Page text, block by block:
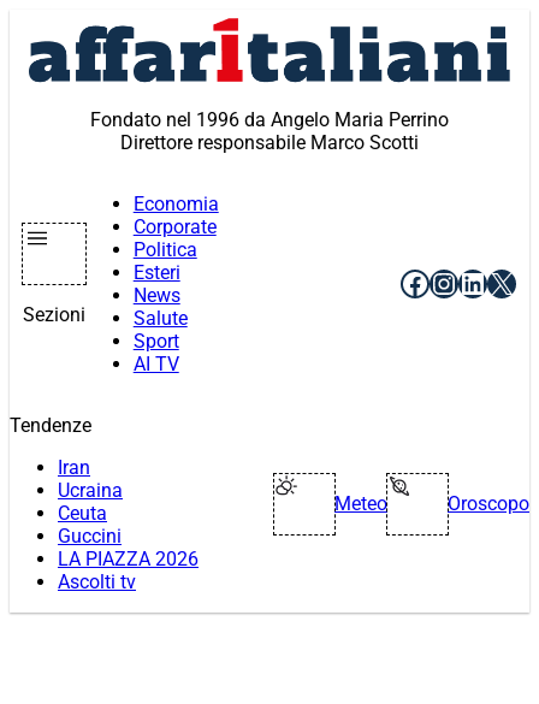
contenuto
Fondato nel 1996 da Angelo Maria Perrino
Direttore responsabile Marco Scotti
Sezioni
Economia
Corporate
Politica
Esteri
News
Salute
Sport
AI TV
Facebook
X
Tendenze
Iran
Ucraina
Ceuta
Guccini
LA PIAZZA 2026
Ascolti tv
Meteo Oroscopo